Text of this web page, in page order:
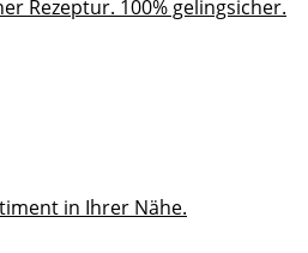
Rezeptur. 100% gelingsicher.
in Ihrer Nähe.